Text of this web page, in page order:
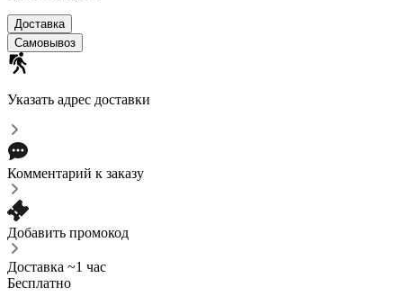
Доставка
Самовывоз
Указать адрес доставки
Комментарий к заказу
Добавить промокод
Доставка ~1 час
Бесплатно